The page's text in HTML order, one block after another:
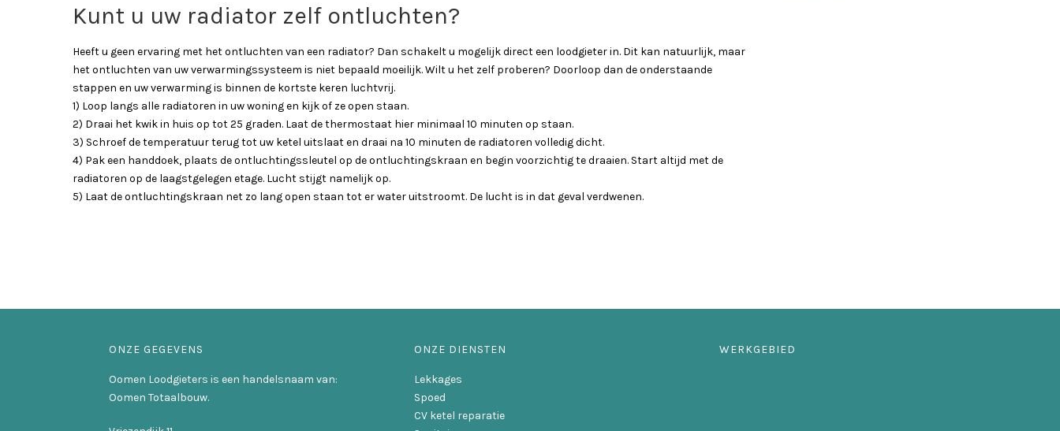
Kunt u uw radiator zelf ontluchten?
Heeft u geen ervaring met het ontluchten van een radiator? Dan schakelt u mogelijk direct een loodgieter in. Dit kan natuurlijk, maar
het ontluchten van uw verwarmingssysteem is niet bepaald moeilijk. Wilt u het zelf proberen? Doorloop dan de onderstaande
stappen en uw verwarming is binnen de kortste keren luchtvrij.
1) Loop langs alle radiatoren in uw woning en kijk of ze open staan.
2) Draai het kwik in huis op tot 25 graden. Laat de thermostaat hier minimaal 10 minuten op staan.
3) Schroef de temperatuur terug tot uw ketel uitslaat en draai na 10 minuten de radiatoren volledig dicht.
4) Pak een handdoek, plaats de ontluchtingssleutel op de ontluchtingskraan en begin voorzichtig te draaien. Start altijd met de
radiatoren op de laagstgelegen etage. Lucht stijgt namelijk op.
5) Laat de ontluchtingskraan net zo lang open staan tot er water uitstroomt. De lucht is in dat geval verdwenen.
ONZE GEGEVENS
Oomen Loodgieters is een handelsnaam van:
Oomen Totaalbouw.
ONZE DIENSTEN
Lekkages
Spoed
CV ketel reparatie
WERKGEBIED